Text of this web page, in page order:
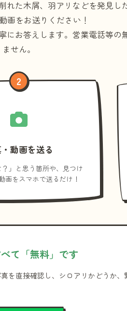
れた木屑、羽アリなどを発見し
画をお送りください！
お答えします。 営業電話等の
ません。
2
動画を送る
？」と思う箇所や、見つけ
画をスマホで送るだけ！
て「無料」です
を直接確認し、シロアリかどうか